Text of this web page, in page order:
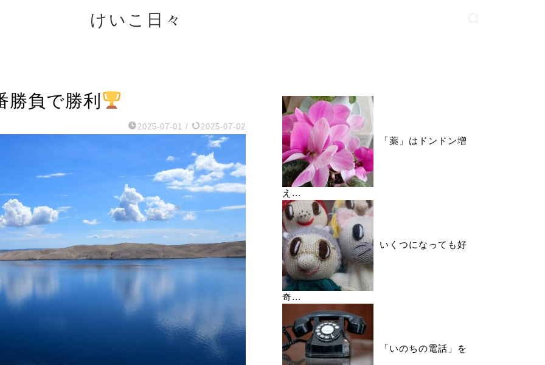
けいこ日々
勝負で勝利
2025-07-01 / 2025-07-02
「薬」はドンドン増
え...
いくつになっても好
奇...
「いのちの電話」を